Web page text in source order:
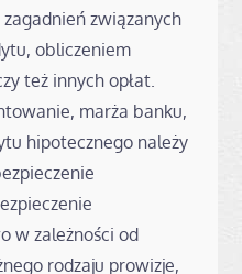
związanych
obliczeniem
też innych opłat.
marża banku,
hipotecznego należy
w zależności od
rodzaju prowizje,